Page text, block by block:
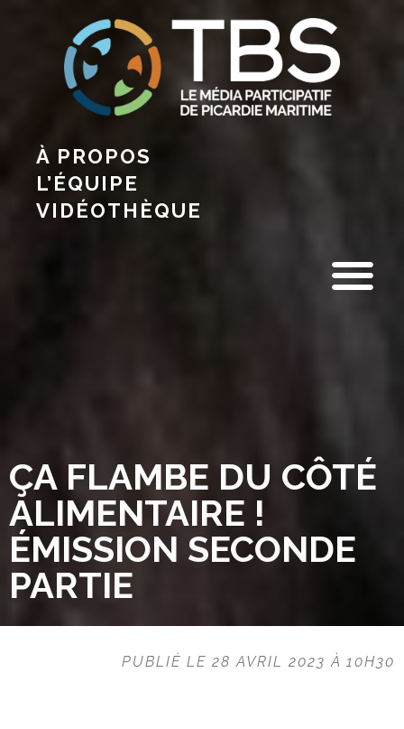
À PROPOS
L’ÉQUIPE
VIDÉOTHÈQUE
ÇA FLAMBE DU CÔTÉ
ALIMENTAIRE !
ÉMISSION SECONDE
PARTIE
PUBLIÉ LE 28 AVRIL 2023 À 10H30